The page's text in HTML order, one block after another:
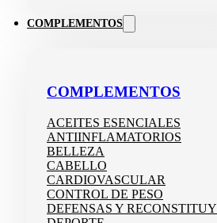
COMPLEMENTOS
COMPLEMENTOS
ACEITES ESENCIALES
ANTIINFLAMATORIOS
BELLEZA
CABELLO
CARDIOVASCULAR
CONTROL DE PESO
DEFENSAS Y